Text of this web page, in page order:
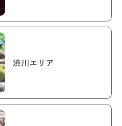
渋川エリア